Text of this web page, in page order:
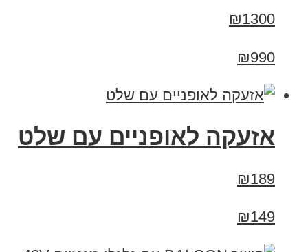
₪1300
₪990
אזעקה לאופניים עם שלט
₪189
₪149